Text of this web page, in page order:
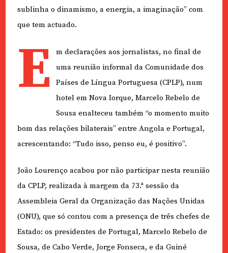
sublinha o dinamismo, a energia, a imaginação” com
que tem actuado.
E
m declarações aos jornalistas, no final de
uma reunião informal da Comunidade dos
Países de Língua Portuguesa (CPLP), num
hotel em Nova Iorque, Marcelo Rebelo de
Sousa enalteceu também “o momento muito
bom das relações bilaterais” entre Angola e Portugal,
acrescentando: “Tudo isso, penso eu, é positivo”.
João Lourenço acabou por não participar nesta reunião
da CPLP, realizada à margem da 73.ª sessão da
Assembleia Geral da Organização das Nações Unidas
(ONU), que só contou com a presença de três chefes de
Estado: os presidentes de Portugal, Marcelo Rebelo de
Sousa, de Cabo Verde, Jorge Fonseca, e da Guiné